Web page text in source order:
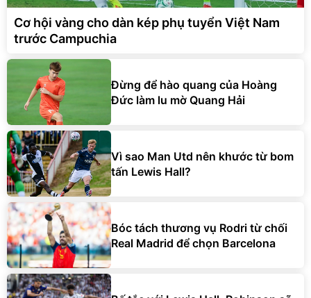
Cơ hội vàng cho dàn kép phụ tuyển Việt Nam
trước Campuchia
Đừng để hào quang của Hoàng
Đức làm lu mờ Quang Hải
Vì sao Man Utd nên khước từ bom
tấn Lewis Hall?
Bóc tách thương vụ Rodri từ chối
Real Madrid để chọn Barcelona